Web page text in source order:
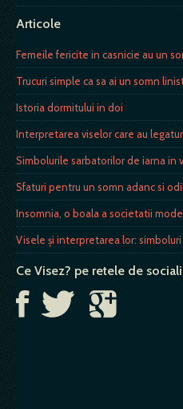
Articole
Femeile fericite in casnicie au un
Trucuri simple ca sa ai un somn
Istoria dormitului in doi
Interpretarea viselor care au
Simbolurile sarbatorilor de iarna in
Sfaturi pentru un somn adanc si
Insomnia, o boala a societatii
Visele și interpretarea lor:
Ce Visez? pe retele de